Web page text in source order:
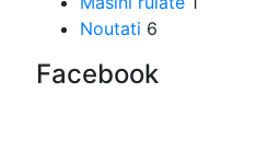
Noutati 6
Facebook